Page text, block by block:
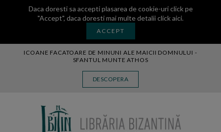
Daca doresti sa accepti plasarea de cookie-uri click pe
"Accept", daca doresti mai multe detaliiclick aici.
ACCEPT
ICOANE FACATOARE DE MINUNI ALE MAICII DOMNULUI -
SFANTUL MUNTE ATHOS
DESCOPERA
MANASTIREA VATOPEDI